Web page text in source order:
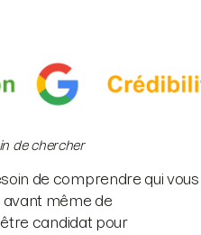
de chercher
de comprendre qui vous
même de
candidat pour